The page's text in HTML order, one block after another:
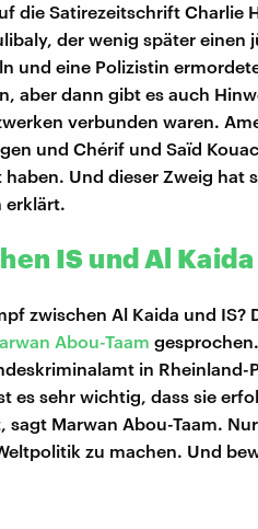
die Satirezeitschrift Charlie
der wenig später einen
und eine Polizistin
aber dann gibt es auch
verbunden waren.
und Chérif und Saïd
haben. Und dieser Zweig hat
erklärt.
IS und Al Kaida
zwischen Al Kaida und IS?
Abou-Taam
in Rheinland-
es sehr wichtig, dass sie
Marwan Abou-Taam.
zu machen. Und